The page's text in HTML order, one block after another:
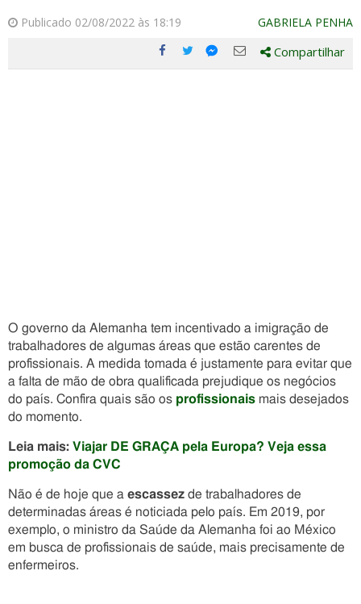
Publicado 02/08/2022 às 18:19 GABRIELA PENHA
Compartilhe
Compartilhe
Compartilhe
Compartilhe
Compartilhar
O governo da Alemanha tem incentivado a imigração de
trabalhadores de algumas áreas que estão carentes de
profissionais. A medida tomada é justamente para evitar que
a falta de mão de obra qualificada prejudique os negócios
do país. Confira quais são os profissionais mais desejados
do momento.
Leia mais: Viajar DE GRAÇA pela Europa? Veja essa
promoção da CVC
Não é de hoje que a escassez de trabalhadores de
determinadas áreas é noticiada pelo país. Em 2019, por
exemplo, o ministro da Saúde da Alemanha foi ao México
em busca de profissionais de saúde, mais precisamente de
enfermeiros.